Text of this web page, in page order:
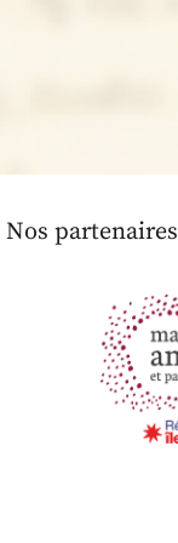
Nos partenaires